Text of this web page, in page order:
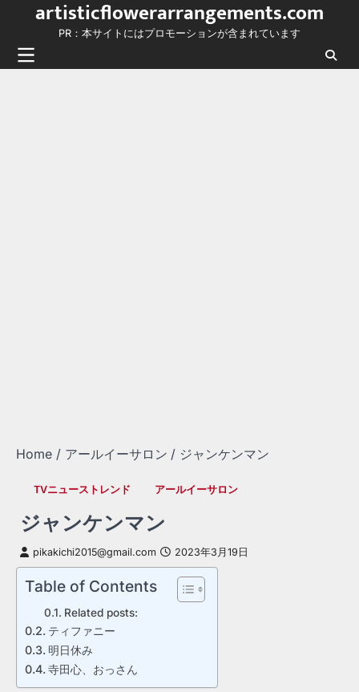
content
artisticflowerarrangements.com
PR：本サイトにはプロモーションが含まれています
Home アールイーサロン ジャンケンマン
TVニューストレンド アールイーサロン
ジャンケンマン
pikakichi2015@gmail.com 2023年3月19日
Table of Contents
Related posts:
ティファニー
明日休み
寺田心、おっさん